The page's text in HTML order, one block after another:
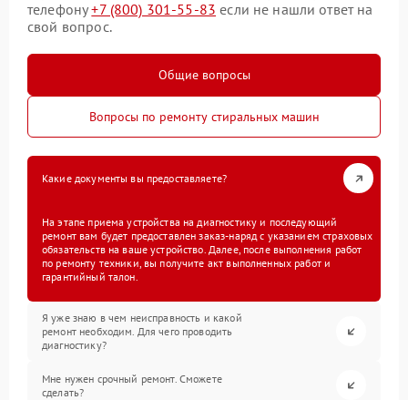
телефону+7 (800) 301-55-83 если не нашли ответ на
свой вопрос.
Общие вопросы
Вопросы по ремонту стиральных машин
Какие документы вы предоставляете?
На этапе приема устройства на диагностику и последующий
ремонт вам будет предоставлен заказ-наряд с указанием страховых
обязательств на ваше устройство. Далее, после выполнения работ
по ремонту техники, вы получите акт выполненных работ и
гарантийный талон.
Я уже знаю в чем неисправность и какой
ремонт необходим. Для чего проводить
диагностику?
Мне нужен срочный ремонт. Сможете
сделать?